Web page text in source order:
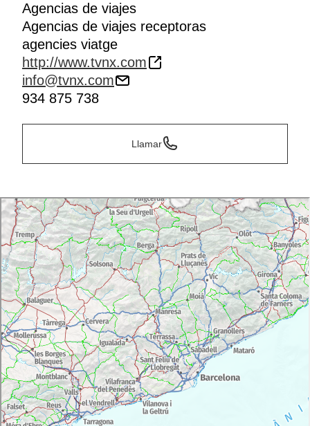
Agencias de viajes
Agencias de viajes receptoras
agencies viatge
http://www.tvnx.com
info@tvnx.com
934 875 738
Llamar